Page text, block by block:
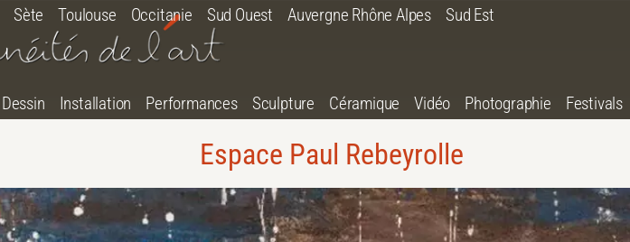
Sète Toulouse Occitanie Sud Ouest Auvergne Rhône Alpes Sud Est
Dessin Installation Performances Sculpture Céramique Vidéo Photographie Festivals
Espace Paul Rebeyrolle